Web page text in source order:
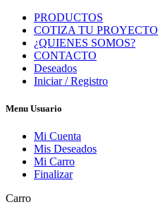
PRODUCTOS
COTIZA TU PROYECTO
¿QUIENES SOMOS?
CONTACTO
Deseados
Iniciar / Registro
Menu Usuario
Mi Cuenta
Mis Deseados
Mi Carro
Finalizar
Carro